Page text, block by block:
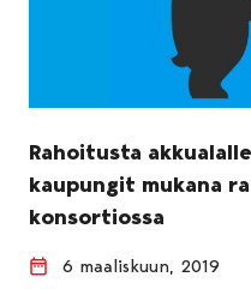
Rahoitusta
kaupungit mukana
konsortiossa
6 maaliskuun, 2019